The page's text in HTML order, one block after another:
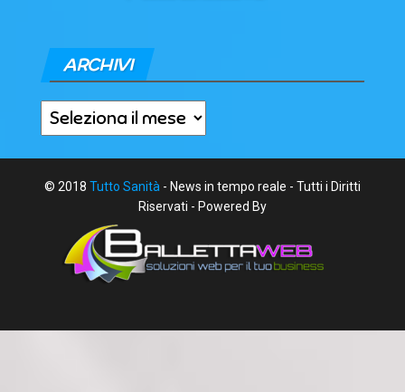
ARCHIVI
Archivi
© 2018 Tutto Sanità - News in tempo reale - Tutti i Diritti
Riservati - Powered By